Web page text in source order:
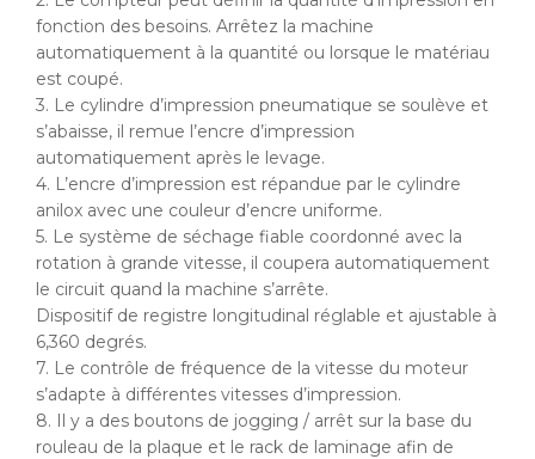
fonction des besoins. Arrêtez la machine
automatiquement à la quantité ou lorsque le matériau
est coupé.
3. Le cylindre d’impression pneumatique se soulève et
s’abaisse, il remue l’encre d’impression
automatiquement après le levage.
4. L’encre d’impression est répandue par le cylindre
anilox avec une couleur d’encre uniforme.
5. Le système de séchage fiable coordonné avec la
rotation à grande vitesse, il coupera automatiquement
le circuit quand la machine s’arrête.
Dispositif de registre longitudinal réglable et ajustable à
6,360 degrés.
7. Le contrôle de fréquence de la vitesse du moteur
s’adapte à différentes vitesses d’impression.
8. Il y a des boutons de jogging / arrêt sur la base du
rouleau de la plaque et le rack de laminage afin de